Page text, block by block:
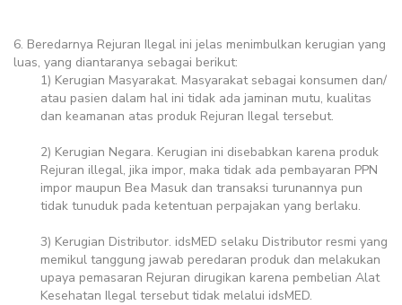
6. Beredarnya Rejuran Ilegal ini jelas menimbulkan kerugian yang
luas, yang diantaranya sebagai berikut:
1) Kerugian Masyarakat. Masyarakat sebagai konsumen dan/
atau pasien dalam hal ini tidak ada jaminan mutu, kualitas
dan keamanan atas produk Rejuran Ilegal tersebut.
2) Kerugian Negara. Kerugian ini disebabkan karena produk
Rejuran illegal, jika impor, maka tidak ada pembayaran PPN
impor maupun Bea Masuk dan transaksi turunannya pun
tidak tunuduk pada ketentuan perpajakan yang berlaku.
3) Kerugian Distributor. idsMED selaku Distributor resmi yang
memikul tanggung jawab peredaran produk dan melakukan
upaya pemasaran Rejuran dirugikan karena pembelian Alat
Kesehatan Ilegal tersebut tidak melalui idsMED.